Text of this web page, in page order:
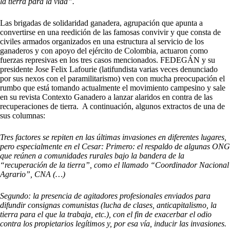
Las brigadas de solidaridad ganadera, agrupación que apunta a
convertirse en una reedición de las famosas convivir y que consta de
civiles armados organizados en una estructura al servicio de los
ganaderos y con apoyo del ejército de Colombia, actuaron como
fuerzas represivas en los tres casos mencionados. FEDEGÁN y su
presidente Jose Felix Lafourie (latifundista varias veces denunciado
por sus nexos con el paramilitarismo) ven con mucha preocupación el
rumbo que está tomando actualmente el movimiento campesino y sale
en su revista Contexto Ganadero a lanzar alaridos en contra de las
recuperaciones de tierra. A continuación, algunos extractos de una de
sus columnas:
Tres factores se repiten en las últimas invasiones en diferentes lugares,
pero especialmente en el Cesar: Primero: el respaldo de algunas ONG
que reúnen a comunidades rurales bajo la bandera de la
“recuperación de la tierra”, como el llamado “Coordinador Nacional
Agrario”, CNA (…)
Segundo: la presencia de agitadores profesionales enviados para
difundir consignas comunistas (lucha de clases, anticapitalismo, la
tierra para el que la trabaja, etc.), con el fin de exacerbar el odio
contra los propietarios legítimos y, por esa vía, inducir las invasiones.